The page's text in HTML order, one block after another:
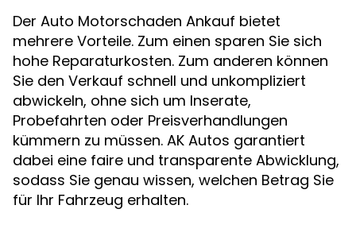
Der Auto Motorschaden Ankauf bietet
mehrere Vorteile. Zum einen sparen Sie sich
hohe Reparaturkosten. Zum anderen können
Sie den Verkauf schnell und unkompliziert
abwickeln, ohne sich um Inserate,
Probefahrten oder Preisverhandlungen
kümmern zu müssen. AK Autos garantiert
dabei eine faire und transparente Abwicklung,
sodass Sie genau wissen, welchen Betrag Sie
für Ihr Fahrzeug erhalten.